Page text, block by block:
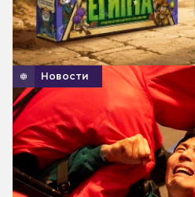
Новости